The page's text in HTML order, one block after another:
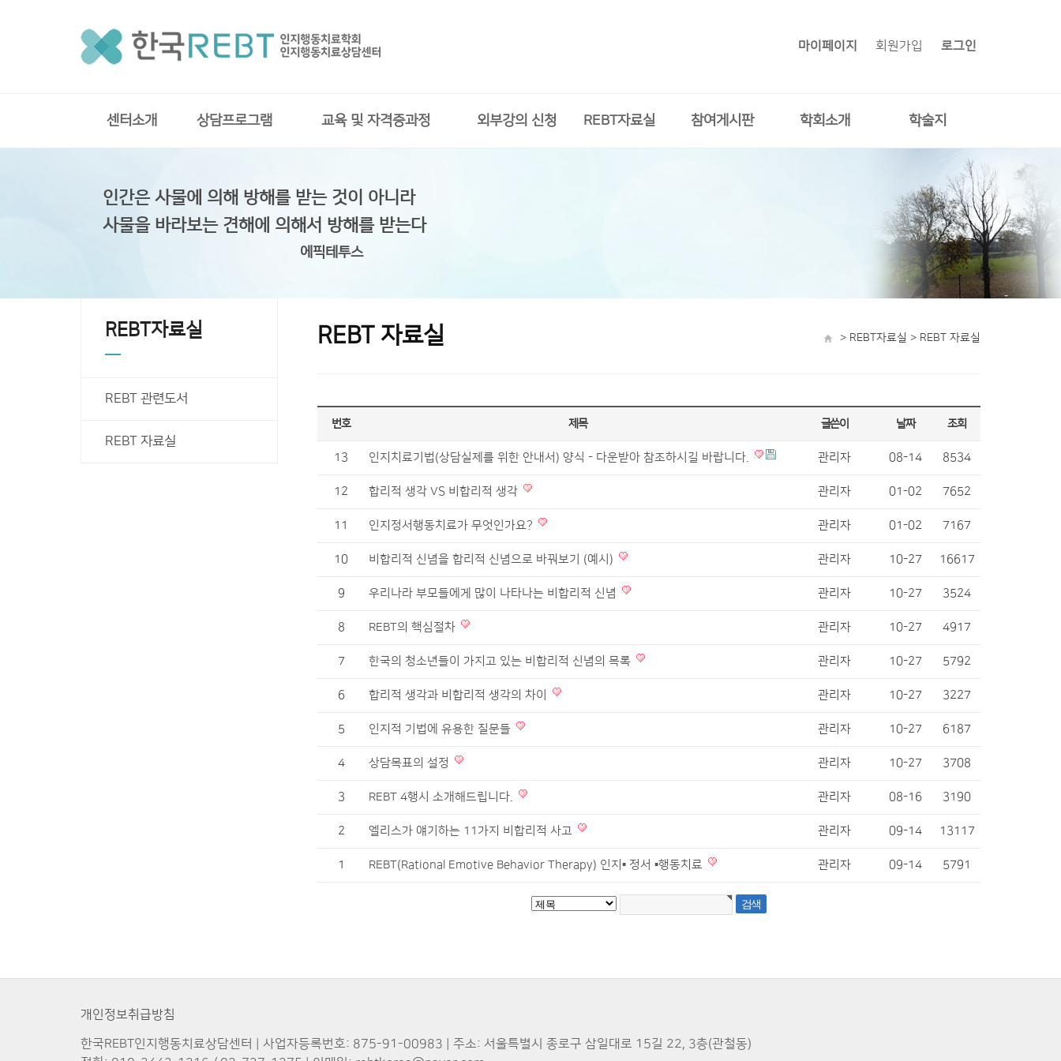
마이페이지 회원가입 로그인
센터소개 상담프로그램 교육 및 자격증과정 외부강의 신청 REBT자료실 참여게시판 학회소개 학술지
인간은 사물에 의해 방해를 받는 것이 아니라
사물을 바라보는 견해에 의해서 방해를 받는다
에픽테투스
REBT자료실
REBT 관련도서
REBT 자료실
REBT 자료실 > REBT자료실 > REBT 자료실
번호 제목 글쓴이 날짜 조회
13 인지치료기법(상담실제를 위한 안내서) 양식 - 다운받아 참조하시길 바랍니다. 관리자 08-14 8534
12 합리적 생각 VS 비합리적 생각 관리자 01-02 7652
11 인지정서행동치료가 무엇인가요? 관리자 01-02 7167
10 비합리적 신념을 합리적 신념으로 바꿔보기 (예시) 관리자 10-27 16617
9 우리나라 부모들에게 많이 나타나는 비합리적 신념 관리자 10-27 3524
8 REBT의 핵심절차 관리자 10-27 4917
7 한국의 청소년들이 가지고 있는 비합리적 신념의 목록 관리자 10-27 5792
6 합리적 생각과 비합리적 생각의 차이 관리자 10-27 3227
5 인지적 기법에 유용한 질문들 관리자 10-27 6187
4 상담목표의 설정 관리자 10-27 3708
3 REBT 4행시 소개해드립니다. 관리자 08-16 3190
2 엘리스가 얘기하는 11가지 비합리적 사고 관리자 09-14 13117
1 REBT(Rational Emotive Behavior Therapy) 인지▪ 정서 ▪행동치료 관리자 09-14 5791
개인정보취급방침
한국REBT인지행동치료상담센터 | 사업자등록번호: 875-91-00983 | 주소: 서울특별시 종로구 삼일대로 15길 22, 3층(관철동)